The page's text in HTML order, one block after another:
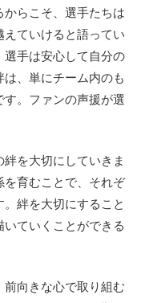
らこそ、選手たちは
ていけると語ってい
選手は安心して自分の
、単にチーム内のも
。ファンの声援が選
を大切にしていきま
を育むことで、それぞ
絆を大切にすること
ていくことができる
前向きな心で取り組む